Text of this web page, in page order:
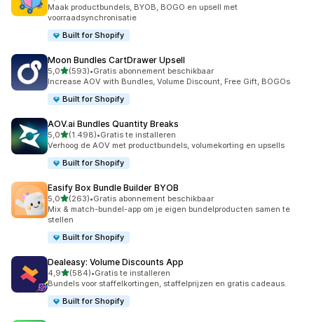
Maak productbundels, BYOB, BOGO en upsell met
voorraadsynchronisatie
Built for Shopify
Moon Bundles CartDrawer Upsell
5,0van 5 sterren
(593)
593 recensies in totaal
•Gratis abonnement beschikbaar
Increase AOV with Bundles, Volume Discount, Free Gift, BOGOs
Built for Shopify
AOV.ai Bundles Quantity Breaks
5,0van 5 sterren
(1.498)
1498 recensies in totaal
•Gratis te installeren
Verhoog de AOV met productbundels, volumekorting en upsells
Built for Shopify
Easify Box Bundle Builder BYOB
5,0van 5 sterren
(263)
263 recensies in totaal
•Gratis abonnement beschikbaar
Mix & match-bundel-app om je eigen bundelproducten samen te
stellen
Built for Shopify
Dealeasy: Volume Discounts App
4,9van 5 sterren
(584)
584 recensies in totaal
•Gratis te installeren
Bundels voor staffelkortingen, staffelprijzen en gratis cadeaus.
Built for Shopify